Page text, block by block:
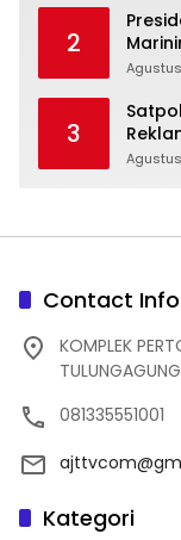
2
Agustus
3
dan
Contact Info
KOMPLEK
081335551001
Kategori